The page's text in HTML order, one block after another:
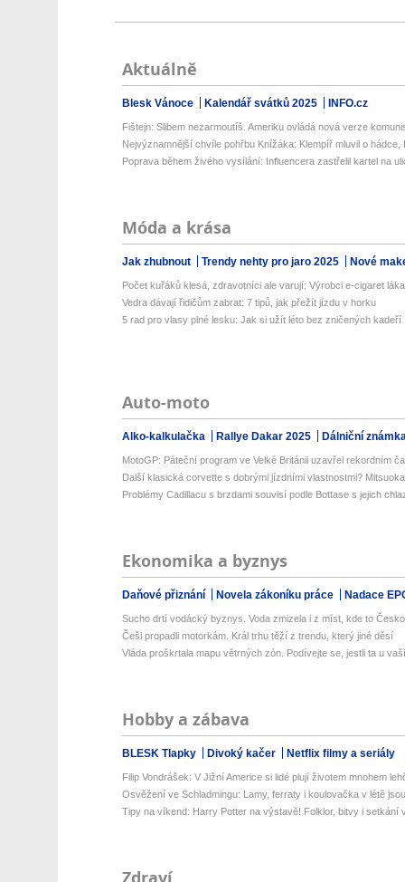
Aktuálně
Blesk Vánoce Kalendář svátků 2025 INFO.cz
Fištejn: Slibem nezarmoutíš. Ameriku ovládá nová verze
Nejvýznamnější chvíle pohřbu Knížáka: Klempíř mluvil o hádce,
Poprava během živého vysílání: Influencera zastřelil kartel na
Móda a krása
Jak zhubnout Trendy nehty pro jaro 2025 Nové
Počet kuřáků klesá, zdravotníci ale varují: Výrobci e-cigaret
Vedra dávají řidičům zabrat: 7 tipů, jak přežít jízdu v horku
5 rad pro vlasy plné lesku: Jak si užít léto bez zničených kadeří
Auto-moto
Alko-kalkulačka Rallye Dakar 2025 Dálniční
MotoGP: Páteční program ve Velké Británii uzavřel rekordním
Další klasická corvette s dobrými jízdními vlastnostmi?
Problémy Cadillacu s brzdami souvisí podle Bottase s jejich
Ekonomika a byznys
Daňové přiznání Novela zákoníku práce Nadace
Sucho drtí vodácký byznys. Voda zmizela i z míst, kde to
Češi propadli motorkám. Král trhu těží z trendu, který jiné děsí
Vláda proškrtala mapu větrných zón. Podívejte se, jestli ta u
Hobby a zábava
BLESK Tlapky Divoký kačer Netflix filmy a seriály
Filip Vondrášek: V Jižní Americe si lidé plují životem mnohem
Osvěžení ve Schladmingu: Lamy, ferraty i koulovačka v létě
Tipy na víkend: Harry Potter na výstavě! Folklor, bitvy i setkání